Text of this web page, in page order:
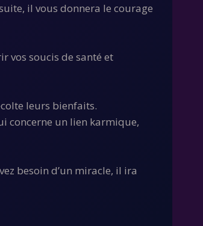
il vous donnera le courage
vos soucis de santé et
leurs bienfaits.
concerne un lien karmique,
besoin d’un miracle, il ira